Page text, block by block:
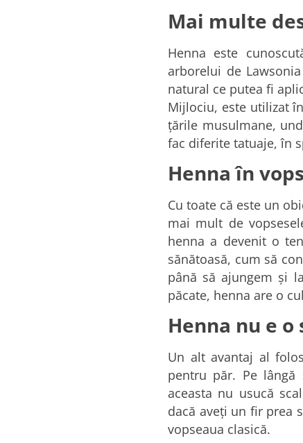
Mai multe
Henna este
arborelui de
natural ce putea fi
Mijlociu, este utilizat
ţările musulmane,
fac diferite tatuaje, în
Henna în
Cu toate că este un
mai mult de
henna a devenit o
sănătoasă, cum să
până să ajungem şi
păcate, henna are o
Henna nu e
Un alt avantaj al
pentru păr. Pe
aceasta nu usucă
dacă aveţi un fir prea
vopseaua clasică.